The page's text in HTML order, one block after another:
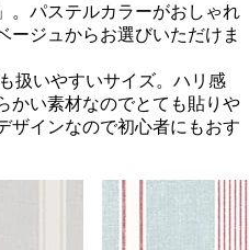
。パステルカラーがおしゃれ
ージュからお選びいただけま
扱いやすいサイズ。ハリ感
かい素材なのでとても貼りや
ザインなので初心者にもおす